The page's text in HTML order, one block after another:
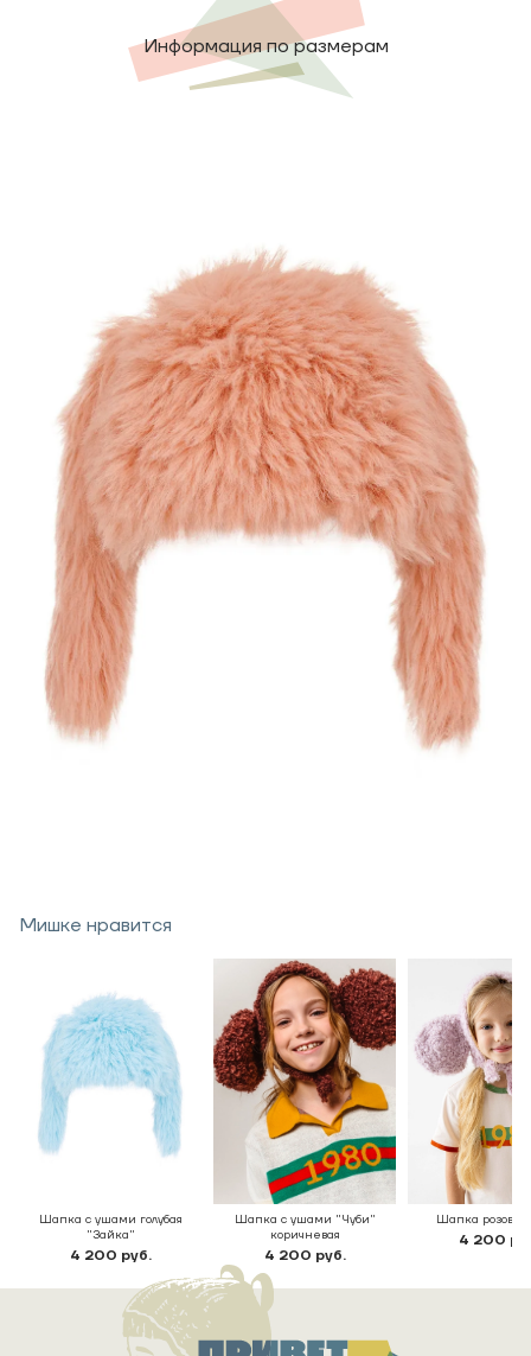
Информация по размерам
Мишке нравится
Шапка с ушами голубая
"Зайка"
4 200 руб.
Шапка с ушами "Чуби"
коричневая
4 200 руб.
Шапка
4 200